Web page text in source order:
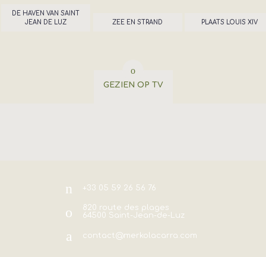
DE HAVEN VAN SAINT
JEAN DE LUZ
ZEE EN STRAND PLAATS LOUIS XIV
GEZIEN OP TV
+33 05 59 26 56 76
820 route des plages
64500 Saint-Jean-de-Luz
contact@merkolacarra.com